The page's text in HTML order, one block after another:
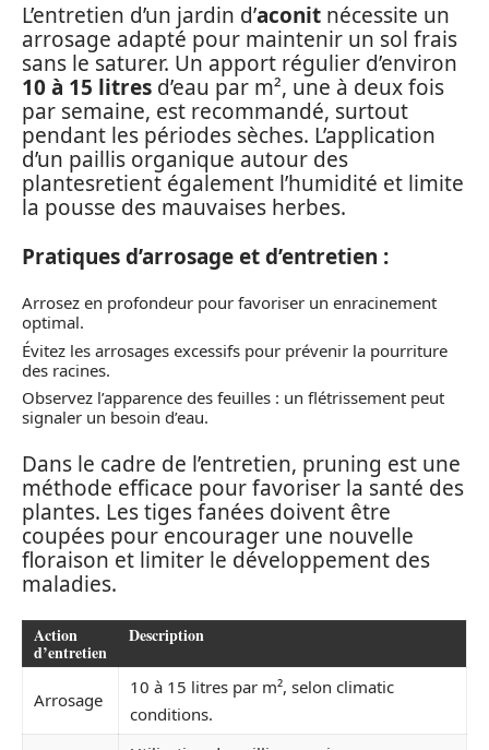
L’entretien d’un jardin d’aconit nécessite un
arrosage adapté pour maintenir un sol frais
sans le saturer. Un apport régulier d’environ
10 à 15 litres d’eau par m², une à deux fois
par semaine, est recommandé, surtout
pendant les périodes sèches. L’application
d’un paillis organique autour des
plantesretient également l’humidité et limite
la pousse des mauvaises herbes.
Pratiques d’arrosage et d’entretien :
Arrosez en profondeur pour favoriser un enracinement
optimal.
Évitez les arrosages excessifs pour prévenir la pourriture
des racines.
Observez l’apparence des feuilles : un flétrissement peut
signaler un besoin d’eau.
Dans le cadre de l’entretien, pruning est une
méthode efficace pour favoriser la santé des
plantes. Les tiges fanées doivent être
coupées pour encourager une nouvelle
floraison et limiter le développement des
maladies.
Action
d’entretien
Description
Arrosage
10 à 15 litres par m², selon climatic
conditions.